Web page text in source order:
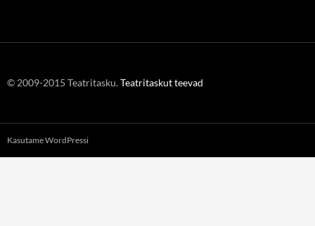
© 2009-2015 Teatritasku.Teatritaskut teevad
Kasutame WordPressi